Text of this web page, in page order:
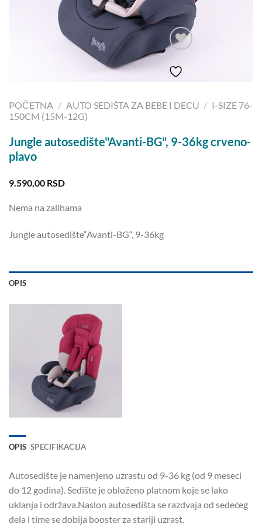
POČETNA / AUTO SEDIŠTA ZA BEBE I DECU / I-SIZE 76-
150CM (15M-12G)
Jungle autosedište"Avanti-BG", 9-36kg crveno-
plavo
9.590,00 RSD
Nema na zalihama
Jungle autosedište“Avanti-BG“, 9-36kg
OPIS
OPIS SPECIFIKACIJA
Autosedište je namenjeno uzrastu od 9-36 kg (od 9 meseci
do 12 godina). Sedište je obloženo platnom koje se lako
uklanja i održava.Naslon autosedišta se razdvaja od sedećeg
dela i time se dobija booster za stariji uzrast.